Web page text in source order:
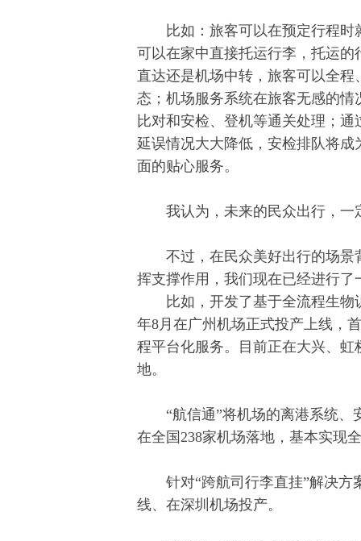
比如：旅客可以在预定行程时
可以在家中直接托运行李，托运
直达还是机场中转，旅客可以全
态；机场服务系统在旅客无感的
比对和安检、登机等通关处理；
延误情况大大降低，安检排队将
面的贴心服务。
我认为，未来的民众出行，一
不过，在民众美好出行的场景
挥支撑作用，我们现在已经进行了
比如，开发了基于全流程生物
年8月在广州机场正式投产上线，
程平台化服务。目前正在大兴、
地。
“航信通”将机场的离港系统、
在全国238家机场落地，基本实现
针对“跨航司行李直挂”解决方
线、在深圳机场投产。